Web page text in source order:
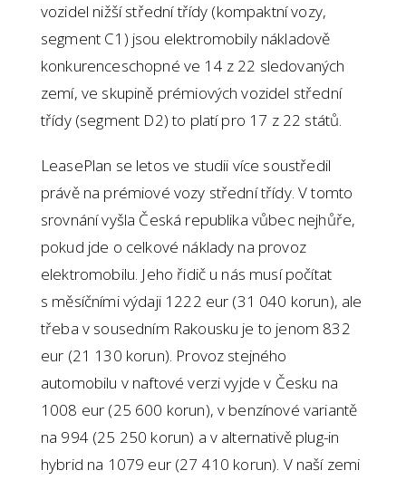
vozidel nižší střední třídy (kompaktní vozy,
segment C1) jsou elektromobily nákladově
konkurenceschopné ve 14 z 22 sledovaných
zemí, ve skupině prémiových vozidel střední
třídy (segment D2) to platí pro 17 z 22 států.
LeasePlan se letos ve studii více soustředil
právě na prémiové vozy střední třídy. V tomto
srovnání vyšla Česká republika vůbec nejhůře,
pokud jde o celkové náklady na provoz
elektromobilu. Jeho řidič u nás musí počítat
s měsíčními výdaji 1222 eur (31 040 korun), ale
třeba v sousedním Rakousku je to jenom 832
eur (21 130 korun). Provoz stejného
automobilu v naftové verzi vyjde v Česku na
1008 eur (25 600 korun), v benzínové variantě
na 994 (25 250 korun) a v alternativě plug-in
hybrid na 1079 eur (27 410 korun). V naší zemi